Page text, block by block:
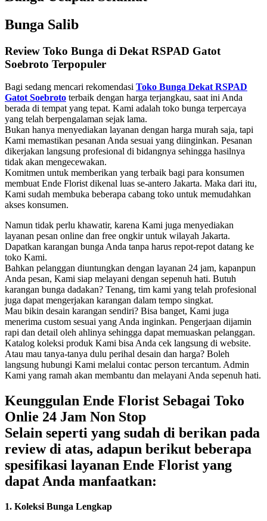
Bunga Salib
Review Toko Bunga di Dekat RSPAD Gatot
Soebroto Terpopuler
Bagi sedang mencari rekomendasi Toko Bunga Dekat RSPAD
Gatot Soebroto terbaik dengan harga terjangkau, saat ini Anda
berada di tempat yang tepat. Kami adalah toko bunga terpercaya
yang telah berpengalaman sejak lama.
Bukan hanya menyediakan layanan dengan harga murah saja, tapi
Kami memastikan pesanan Anda sesuai yang diinginkan. Pesanan
dikerjakan langsung profesional di bidangnya sehingga hasilnya
tidak akan mengecewakan.
Komitmen untuk memberikan yang terbaik bagi para konsumen
membuat Ende Florist dikenal luas se-antero Jakarta. Maka dari itu,
Kami sudah membuka beberapa cabang toko untuk memudahkan
akses konsumen.
Namun tidak perlu khawatir, karena Kami juga menyediakan
layanan pesan online dan free ongkir untuk wilayah Jakarta.
Dapatkan karangan bunga Anda tanpa harus repot-repot datang ke
toko Kami.
Bahkan pelanggan diuntungkan dengan layanan 24 jam, kapanpun
Anda pesan, Kami siap melayani dengan sepenuh hati. Butuh
karangan bunga dadakan? Tenang, tim kami yang telah profesional
juga dapat mengerjakan karangan dalam tempo singkat.
Mau bikin desain karangan sendiri? Bisa banget, Kami juga
menerima custom sesuai yang Anda inginkan. Pengerjaan dijamin
rapi dan detail oleh ahlinya sehingga dapat memuaskan pelanggan.
Katalog koleksi produk Kami bisa Anda cek langsung di website.
Atau mau tanya-tanya dulu perihal desain dan harga? Boleh
langsung hubungi Kami melalui contac person tercantum. Admin
Kami yang ramah akan membantu dan melayani Anda sepenuh hati.
Keunggulan Ende Florist Sebagai Toko
Onlie 24 Jam Non Stop
Selain seperti yang sudah di berikan pada
review di atas, adapun berikut beberapa
spesifikasi layanan Ende Florist yang
dapat Anda manfaatkan:
1. Koleksi Bunga Lengkap